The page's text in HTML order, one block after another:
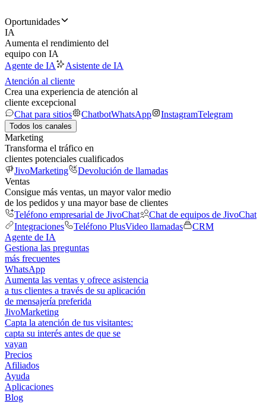
Oportunidades
IA
Aumenta el rendimiento del
equipo con IA
Agente de IA
Asistente de IA
Atención al cliente
Crea una experiencia de atención al
cliente excepcional
Chat para sitios
ChatbotWhatsApp InstagramTelegram
Todos los canales
Marketing
Transforma el tráfico en
clientes potenciales cualificados
JivoMarketing
Devolución de llamadas
Ventas
Consigue más ventas, un mayor valor medio
de los pedidos y una mayor base de clientes
Teléfono empresarial de JivoChat
Chat de equipos de JivoChat
Integraciones
Teléfono PlusVideo llamadas
CRM
Agente de IA
Gestiona las preguntas
más frecuentes
WhatsApp
Aumenta las ventas y ofrece asistencia
a tus clientes a través de su aplicación
de mensajería preferida
JivoMarketing
Capta la atención de tus visitantes:
capta su interés antes de que se
vayan
Precios
Afiliados
Ayuda
Aplicaciones
Blog